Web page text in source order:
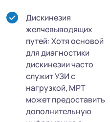
Дискинезия
желчевыводящих
путей: Хотя основой
для диагностики
дискинезии часто
служит УЗИ с
нагрузкой, МРТ
может предоставить
дополнительную